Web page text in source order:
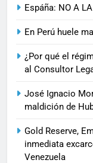
Espáña: NO A
En Perú huele mal
¿Por qué el
al Consultor
José Ignacio
maldición de
Gold Reserve,
inmediata
Venezuela